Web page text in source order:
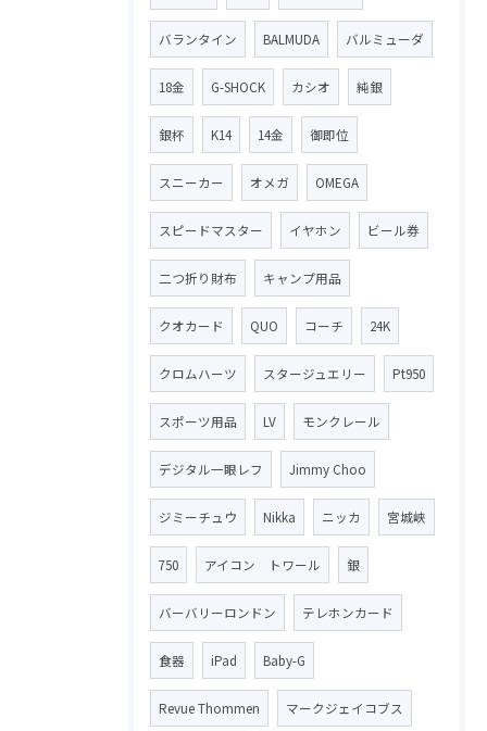
バランタイン BALMUDA バルミューダ
18金 G-SHOCK カシオ 純銀
銀杯 K14 14金 御即位
スニーカー オメガ OMEGA
スピードマスター イヤホン ビール券
二つ折り財布 キャンプ用品
クオカード QUO コーチ 24K
クロムハーツ スタージュエリー Pt950
スポーツ用品 LV モンクレール
デジタル一眼レフ Jimmy Choo
ジミーチュウ Nikka ニッカ 宮城峡
750 アイコン トワール 銀
バーバリーロンドン テレホンカード
食器 iPad Baby-G
Revue Thommen マークジェイコブス